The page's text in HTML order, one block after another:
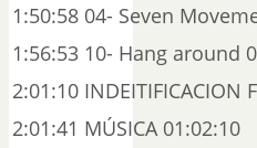
1:50:58 04- Seven
1:56:53 10- Hang around
2:01:10 INDEITIFICACION
2:01:41 MÚSICA 01:02:10